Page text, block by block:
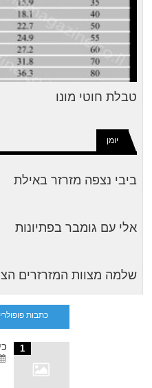
טבלת חוטי מונו
יומן
ביבי נצפה מזרזר באילת
אלי עם גומבר בפתיונות
שלמה מצוות המזרזרים
כתבות
1